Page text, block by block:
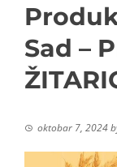
Sad –
oktobar 7, 2024